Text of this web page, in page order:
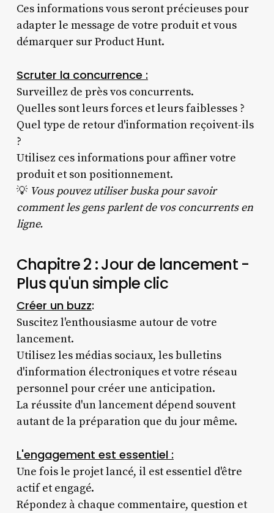
Ces informations vous seront précieuses pour
adapter le message de votre produit et vous
démarquer sur Product Hunt.
Scruter la concurrence :
Surveillez de près vos concurrents.
Quelles sont leurs forces et leurs faiblesses ?
Quel type de retour d'information reçoivent-ils
?
Utilisez ces informations pour affiner votre
produit et son positionnement.
💡 Vous pouvez utiliser buska pour savoir
comment les gens parlent de vos concurrents en
ligne.
Chapitre 2 : Jour de lancement -
Plus qu'un simple clic
Créer un buzz:
Suscitez l'enthousiasme autour de votre
lancement.
Utilisez les médias sociaux, les bulletins
d'information électroniques et votre réseau
personnel pour créer une anticipation.
La réussite d'un lancement dépend souvent
autant de la préparation que du jour même.
L'engagement est essentiel :
Une fois le projet lancé, il est essentiel d'être
actif et engagé.
Répondez à chaque commentaire, question et